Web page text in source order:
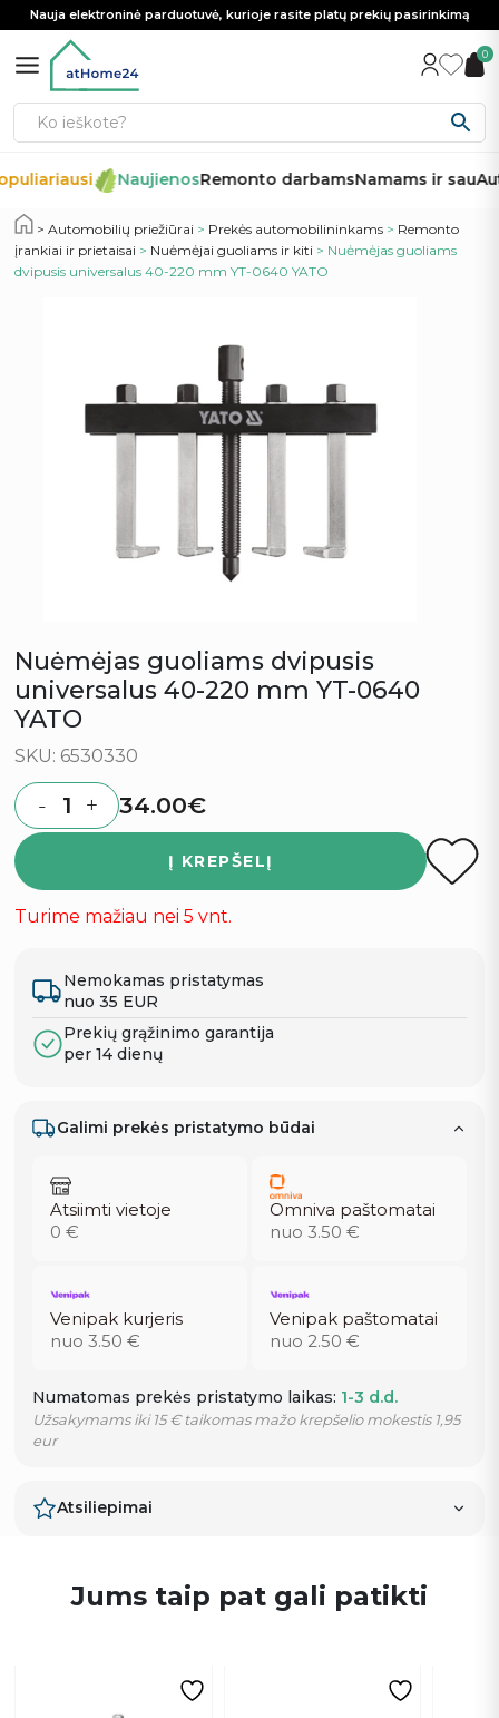
Nauja elektroninė parduotuvė, kurioje rasite platų prekių pasirinkimą
0
NaujienosRemonto darbamsNamams ir sau
Automobilių priežiūrai > Prekės automobilininkams > Remonto
įrankiai ir prietaisai > Nuėmėjai guoliams ir kiti > Nuėmėjas guoliams
dvipusis universalus 40-220 mm YT-0640 YATO
Nuėmėjas guoliams dvipusis
universalus 40-220 mm YT-0640
YATO
SKU: 6530330
Quantity
- + 34.00€
Į KREPŠELĮ
Turime mažiau nei 5 vnt.
Nemokamas pristatymas
nuo 35 EUR
Prekių grąžinimo garantija
per 14 dienų
Galimi prekės pristatymo būdai
Atsiimti vietoje
0 €
Omniva paštomatai
nuo 3.50 €
Venipak kurjeris
nuo 3.50 €
Venipak paštomatai
nuo 2.50 €
Numatomas prekės pristatymo laikas: 1-3 d.d.
Užsakymams iki 15 € taikomas mažo krepšelio mokestis 1,95
eur
Atsiliepimai
Jums taip pat gali patikti